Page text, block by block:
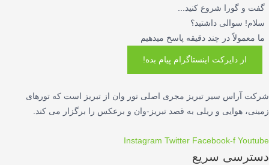
گفت و گورا شروع کنید...
سلام! سوالی داشتید؟
ما معمولاً در چند دقیقه پاسخ میدهیم
از دایرکت اینستاگرام پیام بده!
شرکت آراس سیر تبریز مجری اصلی تور وان از تبریز است که تورهای
زمینی، هوایی و ریلی به قصد تبریز-وان و برعکس را برگزار می کند.
Instagram Twitter Facebook-f Youtube
دسترسی سریع